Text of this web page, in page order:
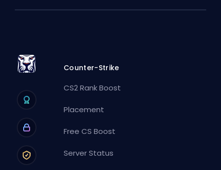
Counter-Strike
CS2 Rank Boost
Placement
Free CS Boost
Server Status